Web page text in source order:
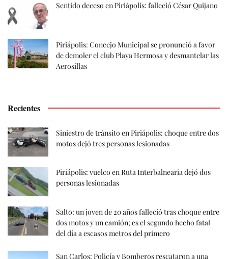
Sentido deceso en Piriápolis: falleció César Quijano
Piriápolis: Concejo Municipal se pronunció a favor
de demoler el club Playa Hermosa y desmantelar las
Aerosillas
Recientes
Siniestro de tránsito en Piriápolis: choque entre dos
motos dejó tres personas lesionadas
Piriápolis: vuelco en Ruta Interbalnearia dejó dos
personas lesionadas
Salto: un joven de 20 años falleció tras choque entre
dos motos y un camión; es el segundo hecho fatal
del día a escasos metros del primero
San Carlos: Policía y Bomberos rescataron a una